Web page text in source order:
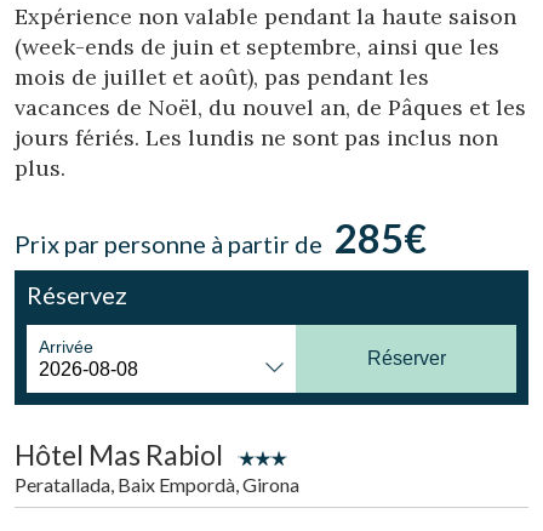
Expérience non valable pendant la haute saison
(week-ends de juin et septembre, ainsi que les
mois de juillet et août), pas pendant les
vacances de Noël, du nouvel an, de Pâques et les
jours fériés. Les lundis ne sont pas inclus non
plus.
Prix par personne à partir de 285€
Réservez
Arrivée
Réserver
Hôtel Mas Rabiol
Peratallada, Baix Empordà, Girona